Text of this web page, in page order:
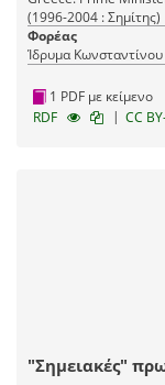
(1996-2004 : Σημίτης)
Φορέας
Ίδρυμα Κωνσταντίνου
1 PDF με κείμενο
RDF
| CC
"Σημειακές"